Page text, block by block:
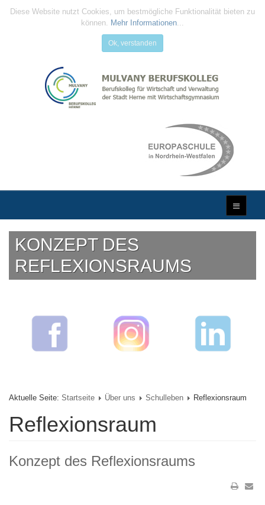
Diese Website nutzt Cookies, um bestmögliche Funktionalität bieten zu
können. Mehr Informationen...
Ok, verstanden
KONZEPT DES
REFLEXIONSRAUMS
Aktuelle Seite: Startseite Über uns Schulleben Reflexionsraum
Reflexionsraum
Konzept des Reflexionsraums